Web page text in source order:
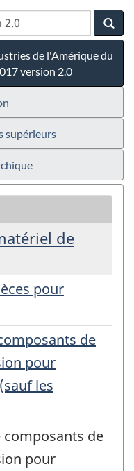
de l'Amérique du
version 2.0
supérieurs
de
pour
de
pour
les
composants de
pour